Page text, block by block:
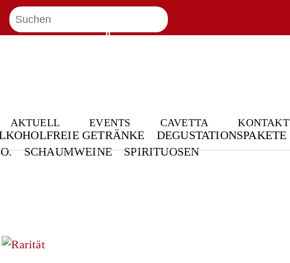
0
AKTUELL EVENTS CAVETTA KONTAKT
GETRÄNKE DEGUSTATIONSPAKETE
SCHAUMWEINE
SPIRITUOSEN